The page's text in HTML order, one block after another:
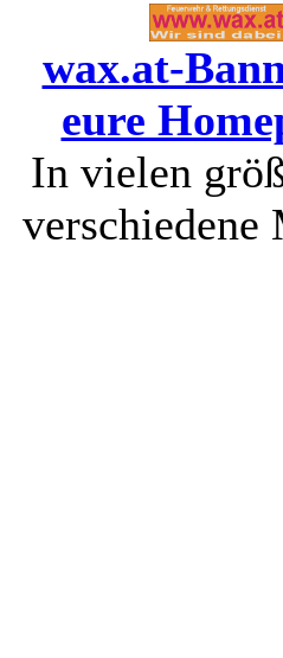
wax.at-
eure
In vielen
verschiedene